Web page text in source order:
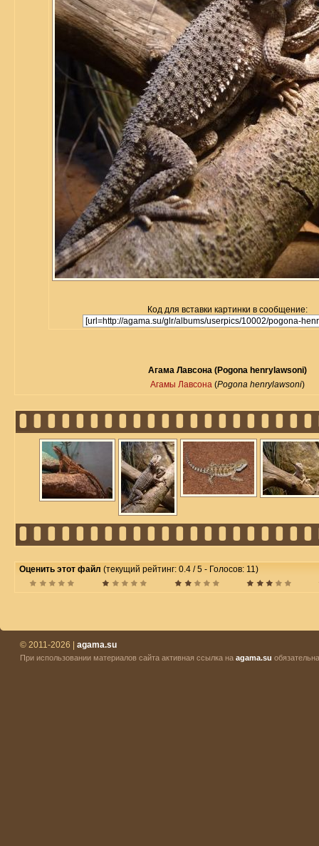
Код для вставки картинки в сообщение:
Агама Лавсона (Pogona henrylawsoni)
Агамы Лавсона (Pogona henrylawsoni)
Оценить этот файл (текущий рейтинг: 0.4 / 5 - Голосов: 11)
© 2011-2026 | agama.su
При использовании материалов сайта активная ссылка на agama.su